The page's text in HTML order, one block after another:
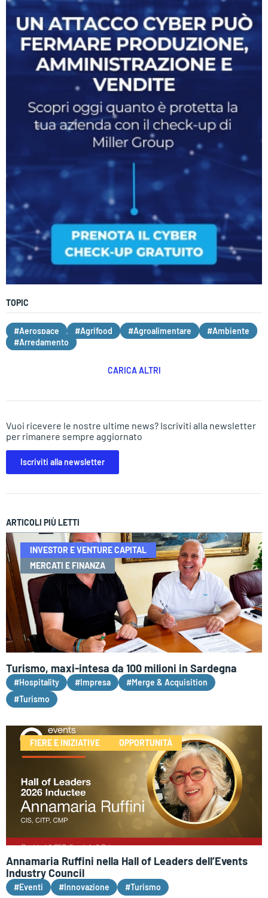
TOPIC
#Aerospace #Agrifood #Agroalimentare
#Ambiente
#Arredamento
CARICA ALTRI
Vuoi ricevere le nostre ultime news? Iscriviti alla newsletter
per rimanere sempre aggiornato
Iscriviti alla newsletter
ARTICOLI PIÙ LETTI
INVESTOR E VENTURE CAPITAL
MERCATI E FINANZA
Turismo, maxi-intesa da 100 milioni in Sardegna
#Hospitality #Impresa
#Merge & Acquisition
#Turismo
FIERE E INIZIATIVE OPPORTUNITÀ
Annamaria Ruffini nella Hall of Leaders dell’Events
Industry Council
#Eventi #Innovazione #Turismo